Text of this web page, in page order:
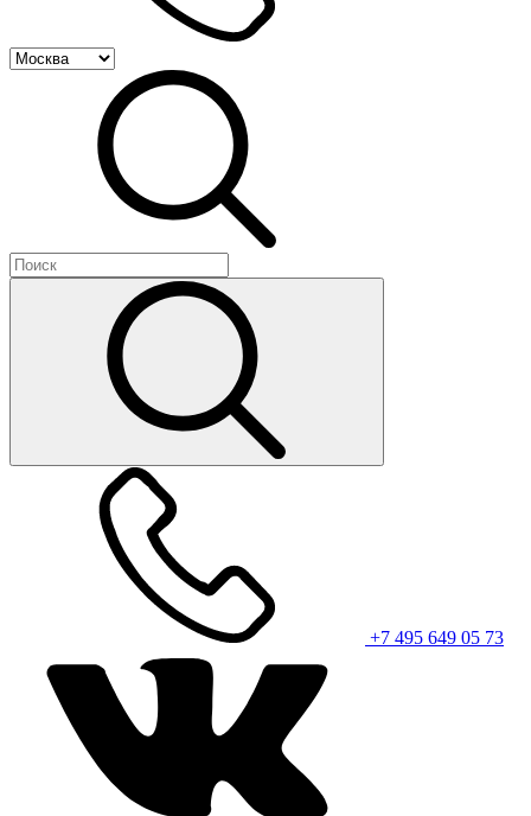
+7 495 649 05 73